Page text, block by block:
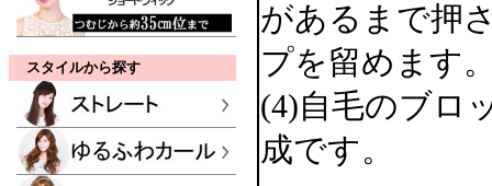
スタイルから探す
があるまで押
プを留めます
(4)自毛のブロ
成です。